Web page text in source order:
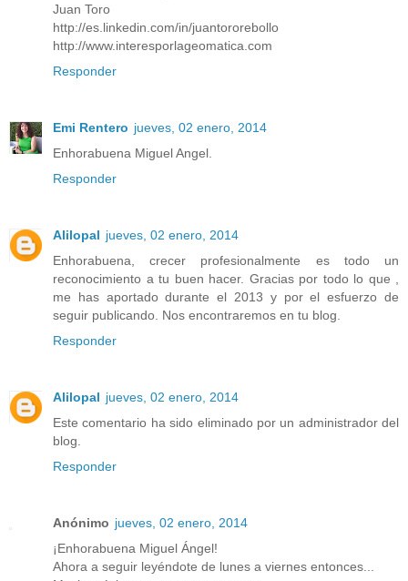
Juan Toro
http://es.linkedin.com/in/juantororebollo
http://www.interesporlageomatica.com
Responder
Emi Rentero jueves, 02 enero, 2014
Enhorabuena Miguel Angel.
Responder
Alilopal jueves, 02 enero, 2014
Enhorabuena, crecer profesionalmente es todo un
reconocimiento a tu buen hacer. Gracias por todo lo que ,
me has aportado durante el 2013 y por el esfuerzo de
seguir publicando. Nos encontraremos en tu blog.
Responder
Alilopal jueves, 02 enero, 2014
Este comentario ha sido eliminado por un administrador del
blog.
Responder
Anónimo jueves, 02 enero, 2014
¡Enhorabuena Miguel Ángel!
Ahora a seguir leyéndote de lunes a viernes entonces...